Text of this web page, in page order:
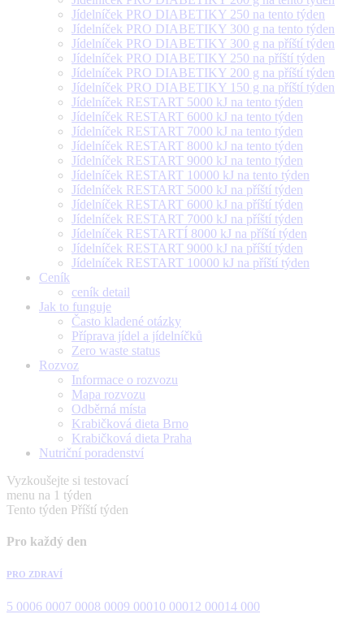
Jídelníček PRO DIABETIKY 250 na tento týden
Jídelníček PRO DIABETIKY 300 g na tento týden
Jídelníček PRO DIABETIKY 300 g na příští týden
Jídelníček PRO DIABETIKY 250 na příští týden
Jídelníček PRO DIABETIKY 200 g na příští týden
Jídelníček PRO DIABETIKY 150 g na příští týden
Jídelníček RESTART 5000 kJ na tento týden
Jídelníček RESTART 6000 kJ na tento týden
Jídelníček RESTART 7000 kJ na tento týden
Jídelníček RESTART 8000 kJ na tento týden
Jídelníček RESTART 9000 kJ na tento týden
Jídelníček RESTART 10000 kJ na tento týden
Jídelníček RESTART 5000 kJ na příští týden
Jídelníček RESTART 6000 kJ na příští týden
Jídelníček RESTART 7000 kJ na příští týden
Jídelníček RESTARTÍ 8000 kJ na příští týden
Jídelníček RESTART 9000 kJ na příští týden
Jídelníček RESTART 10000 kJ na příští týden
Ceník
ceník detail
Jak to funguje
Často kladené otázky
Příprava jídel a jídelníčků
Zero waste status
Rozvoz
Informace o rozvozu
Mapa rozvozu
Odběrná místa
Krabičková dieta Brno
Krabičková dieta Praha
Nutriční poradenství
Vyzkoušejte si testovací
menu na 1 týden
Tento týden Příští týden
Pro každý den
PRO ZDRAVÍ
5 0006 0007 0008 0009 00010 00012 00014 000